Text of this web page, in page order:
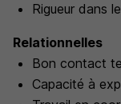
Rigueur dans
Relationnelles
Bon contact
Capacité à